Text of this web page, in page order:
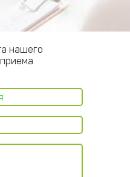
нашего